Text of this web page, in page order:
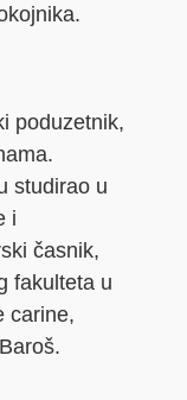
poduzetnik,
studirao u
i
časnik,
fakulteta u
carine,